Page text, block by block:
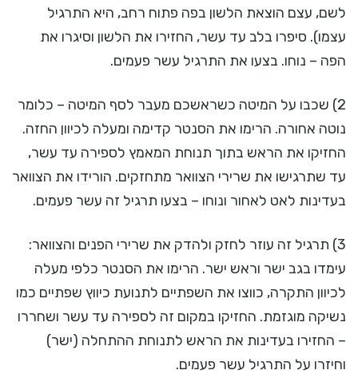
לשם, עצם הוצאת הלשון בפה פתוח רחב, היא התרגיל
עצמו). סיפרו בלב עד עשר, החזירו את הלשון וסיגרו את
הפה – נוחו. בצעו את התרגיל עשר פעמים.
2) שכבו על המיטה כשראשכם מעבר לסף המיטה – כלומר
נוטה אחורה. הרימו את הסנטר קדימה ומעלה לכיוון החזה.
החזיקו את הראש בתוך תנוחת המאמץ לספירה עד עשר,
עד שתרגישו את שרירי הצוואר מתחזקים. הורידו את הצוואר
בעדינות לאט לאחור ונוחו – בצעו תרגיל זה עשר פעמים.
3) תרגיל זה עוזר לחזק ולהדק את שרירי הפנים והצוואר:
עימדו בגב ישר וראש ישר. הרימו את הסנטר כלפי מעלה
לכיוון התקרה, כווצו את השפתיים לתנועת כיווץ שפתיים כמו
נשיקה מוגזמת. החזיקו במקום זה לספירה עד עשר ושחררו
– החזירו בעדינות את הראש לתנוחת ההתחלה (ישר)
וחיזרו על התרגיל עשר פעמים.